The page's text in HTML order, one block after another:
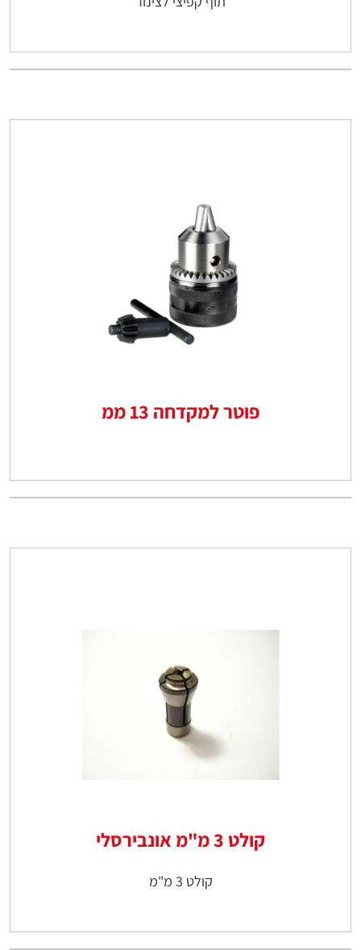
פוטר למקדחה 13 ממ
קולט 3 מ"מ אונבירסלי
קולט 3 מ"מ